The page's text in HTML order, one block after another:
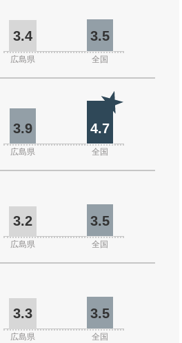
3.4 3.5
広島県 全国
3.9 4.7
広島県 全国
3.2 3.5
広島県 全国
3.3 3.5
広島県 全国